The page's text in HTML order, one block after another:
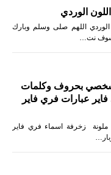
الوردي
الوردي اللهم صلى وسلم وبارك
سوف نت…
بحروف وكلمات
عبارات فري فاير
زخرفة اسماء فري فاير